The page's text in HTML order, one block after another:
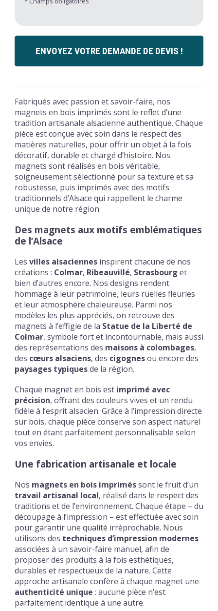
ENVOYEZ VOTRE DEMANDE DE DEVIS !
Fabriqués avec passion et savoir-faire, nos
magnets en bois imprimés sont le reflet d’une
tradition artisanale alsacienne authentique. Chaque
pièce est conçue avec soin dans le respect des
matières naturelles, pour offrir un objet à la fois
décoratif, durable et chargé d’histoire. Nos
magnets sont réalisés en bois véritable,
soigneusement sélectionné pour sa texture et sa
robustesse, puis imprimés avec des motifs
traditionnels d’Alsace qui rappellent le charme
unique de notre région.
Des magnets aux motifs emblématiques
de l’Alsace
Les villes alsaciennes inspirent chacune de nos
créations : Colmar, Ribeauvillé, Strasbourg et
bien d’autres encore. Nos designs rendent
hommage à leur patrimoine, leurs ruelles fleuries
et leur atmosphère chaleureuse. Parmi nos
modèles les plus appréciés, on retrouve des
magnets à l’effigie de la Statue de la Liberté de
Colmar, symbole fort et incontournable, mais aussi
des représentations des maisons à colombages,
des cœurs alsaciens, des cigognesou encore des
paysages typiquesde la région.
Chaque magnet en bois est imprimé avec
précision, offrant des couleurs vives et un rendu
fidèle à l’esprit alsacien. Grâce à l’impression directe
sur bois, chaque pièce conserve son aspect naturel
tout en étant parfaitement personnalisable selon
vos envies.
Une fabrication artisanale et locale
Nos magnets en bois impriméssont le fruit d’un
travail artisanal local, réalisé dans le respect des
traditions et de l’environnement. Chaque étape – du
découpage à l’impression – est effectuée avec soin
pour garantir une qualité irréprochable. Nous
utilisons des techniques d’impression modernes
associées à un savoir-faire manuel, afin de
proposer des produits à la fois esthétiques,
durables et respectueux de la nature. Cette
approche artisanale confère à chaque magnet une
authenticité unique : aucune pièce n’est
parfaitement identique à une autre.